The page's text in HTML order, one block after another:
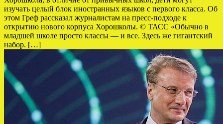
изучать целый блок иностранных языков с первого класса. Об
этом Греф рассказал журналистам на пресс-подходе к
открытию нового корпуса Хорошколы. © ТАСС «Обычно в
младшей школе просто классы — и все. Здесь же гигантский
набор. […]